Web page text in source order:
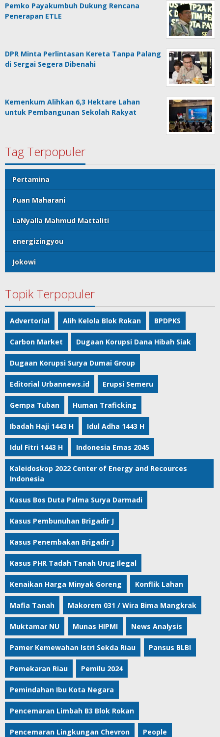
Pemko Payakumbuh Dukung Rencana
Penerapan ETLE
DPR Minta Perlintasan Kereta Tanpa Palang
di Sergai Segera Dibenahi
Kemenkum Alihkan 6,3 Hektare Lahan
untuk Pembangunan Sekolah Rakyat
Tag Terpopuler
Pertamina
Puan Maharani
LaNyalla Mahmud Mattaliti
energizingyou
Jokowi
Topik Terpopuler
Advertorial Alih Kelola Blok Rokan BPDPKS
Carbon Market Dugaan Korupsi Dana Hibah Siak
Dugaan Korupsi Surya Dumai Group
Editorial Urbannews.id Erupsi Semeru
Gempa Tuban Human Traficking
Ibadah Haji 1443 H Idul Adha 1443 H
Idul Fitri 1443 H Indonesia Emas 2045
Kaleidoskop 2022 Center of Energy and Recources
Indonesia
Kasus Bos Duta Palma Surya Darmadi
Kasus Pembunuhan Brigadir J
Kasus Penembakan Brigadir J
Kasus PHR Tadah Tanah Urug Ilegal
Kenaikan Harga Minyak Goreng Konflik Lahan
Mafia Tanah Makorem 031 / Wira Bima Mangkrak
Muktamar NU Munas HIPMI News Analysis
Pamer Kemewahan Istri Sekda Riau Pansus BLBI
Pemekaran Riau Pemilu 2024
Pemindahan Ibu Kota Negara
Pencemaran Limbah B3 Blok Rokan
Pencemaran Lingkungan Chevron People